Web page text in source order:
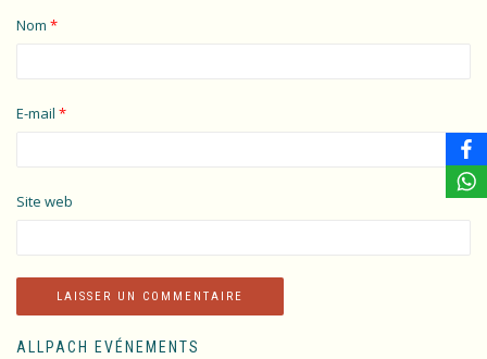
Nom *
E-mail *
Site web
ALLPACH EVÉNEMENTS